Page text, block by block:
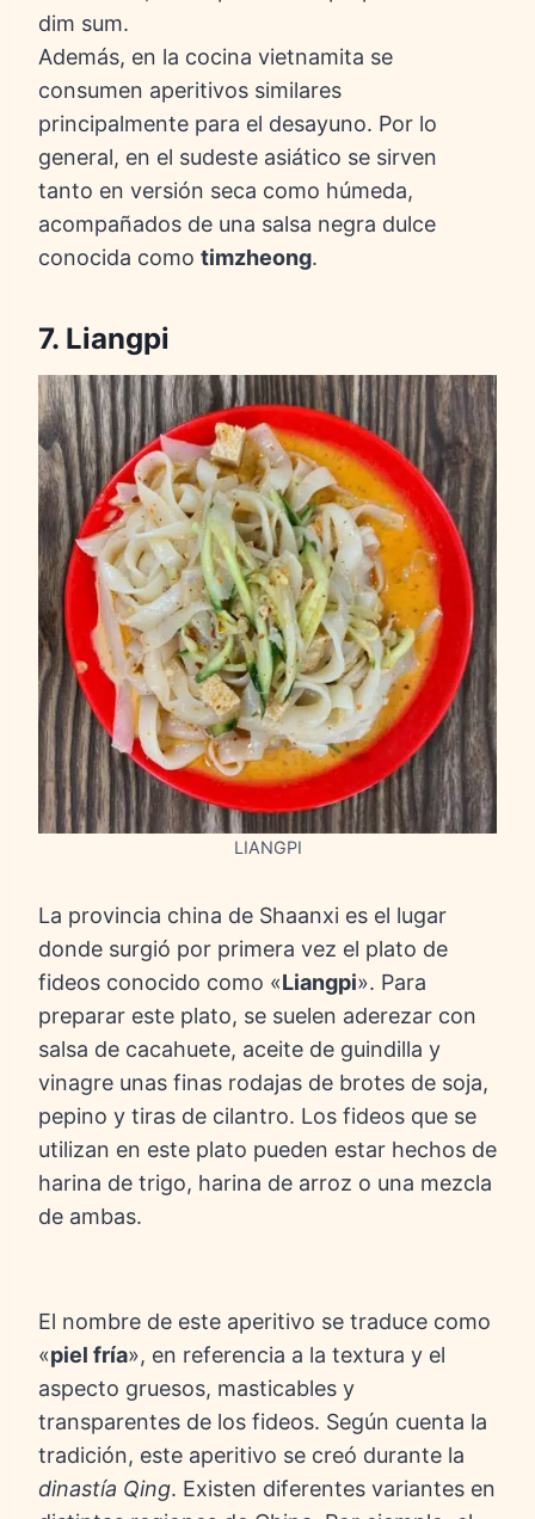
dim sum.
Además, en la cocina vietnamita se
consumen aperitivos similares
principalmente para el desayuno. Por lo
general, en el sudeste asiático se sirven
tanto en versión seca como húmeda,
acompañados de una salsa negra dulce
conocida como timzheong.
7. Liangpi
LIANGPI
La provincia china de Shaanxi es el lugar
donde surgió por primera vez el plato de
fideos conocido como «Liangpi». Para
preparar este plato, se suelen aderezar con
salsa de cacahuete, aceite de guindilla y
vinagre unas finas rodajas de brotes de soja,
pepino y tiras de cilantro. Los fideos que se
utilizan en este plato pueden estar hechos de
harina de trigo, harina de arroz o una mezcla
de ambas.
El nombre de este aperitivo se traduce como
«piel fría», en referencia a la textura y el
aspecto gruesos, masticables y
transparentes de los fideos. Según cuenta la
tradición, este aperitivo se creó durante la
dinastía Qing. Existen diferentes variantes en